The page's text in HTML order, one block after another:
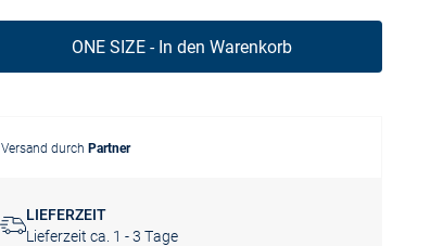
ONE SIZE - In den Warenkorb
Versand durch Partner
LIEFERZEIT
Lieferzeit ca. 1 - 3 Tage